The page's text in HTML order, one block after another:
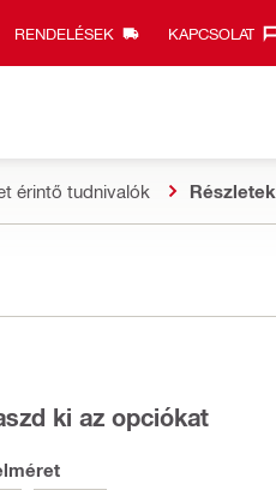
RENDELÉSEK KAPCSOLAT‎
érintő tudnivalók Részletek
ki az opciókat